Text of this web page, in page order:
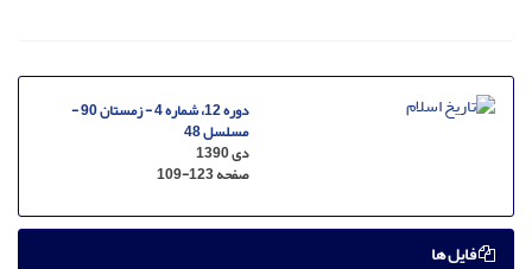
دوره 12، شماره 4 - زمستان 90 -
مسلسل 48
دی 1390
صفحه109-123
فایل ها